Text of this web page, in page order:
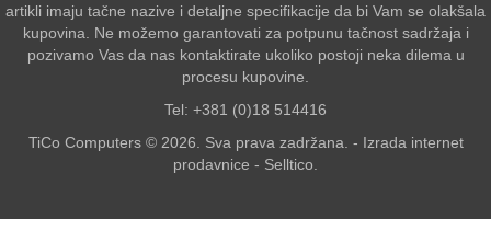
artikli imaju tačne nazive i detaljne specifikacije da bi Vam se olakšala
kupovina. Ne možemo garantovati za potpunu tačnost sadržaja i
pozivamo Vas da nas kontaktirate ukoliko postoji neka dilema u
procesu kupovine.
Tel: +381 (0)18 514416
TiCo Computers © 2026. Sva prava zadržana. - Izrada internet
prodavnice - Selltico.